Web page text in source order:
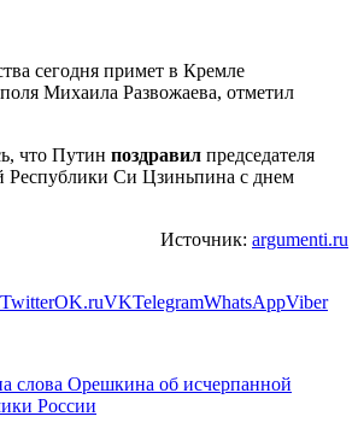
сегодня примет в Кремле
Михаила Развожаева, отметил
что Путин поздравил председателя
Республики Си Цзиньпина с днем
Источник: argumenti.ru
TwitterOK.ruVKTelegramWhatsAppViber
слова Орешкина об исчерпанной
России